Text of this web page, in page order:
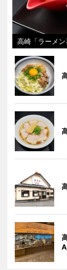
高崎「ラーメン
A